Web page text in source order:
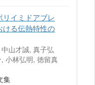
イミドアブレ
ける伝熱特性の
山才誠, 真子弘
小林弘明, 徳留真
集